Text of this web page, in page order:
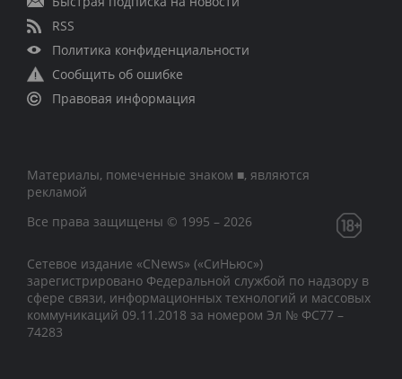
RSS
Политика конфиденциальности
Сообщить об ошибке
Правовая информация
Материалы, помеченные знаком ■, являются
рекламой
Все права защищены © 1995 – 2026
Сетевое издание «CNews» («СиНьюс»)
зарегистрировано Федеральной службой по надзору в
сфере связи, информационных технологий и массовых
коммуникаций 09.11.2018 за номером Эл № ФС77 –
74283